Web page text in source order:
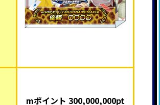
mポイント 300,000,000pt